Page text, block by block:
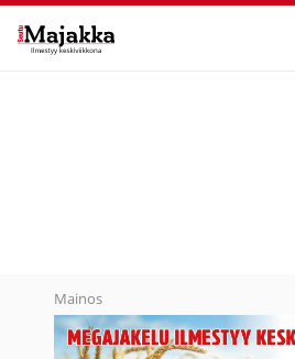
Mainos